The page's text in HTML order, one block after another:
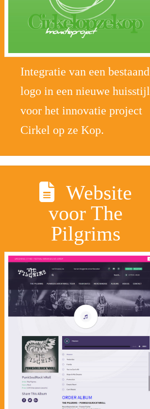
Integratie van een bestaand
logo in een nieuwe huisstijl
voor het innovatie project
Cirkel op ze Kop.
Website
voor The
Pilgrims